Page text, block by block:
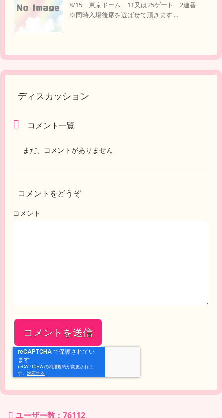
8/15 東京ドーム 11又は25ゲート 2連番
※同時入場後席を選ばせて頂きます ...
ディスカッション
コメント一覧
まだ、コメントがありません
コメントをどうぞ
コメント
ユーザー数：76112